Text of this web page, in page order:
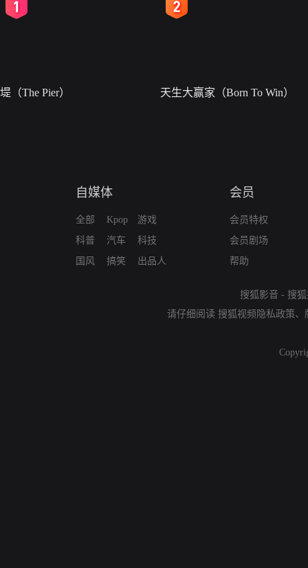
堤（The Pier） 天生大赢家（Born To Win）
自媒体
全部
科普
国风
Kpop
汽车
搞笑
游戏
科技
出品人
会员
会员特权
会员剧场
帮助
搜狐影音 - 搜
请仔细阅读 搜狐视频隐私政策、